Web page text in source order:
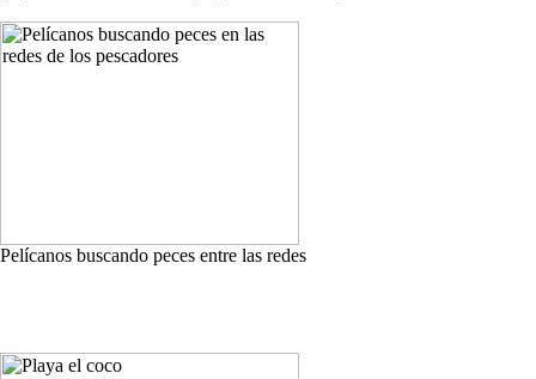
Pelícanos buscando peces entre las redes